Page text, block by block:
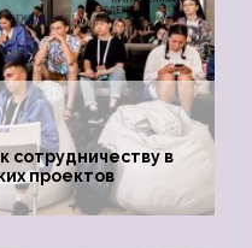
сотрудничеству в
проектов